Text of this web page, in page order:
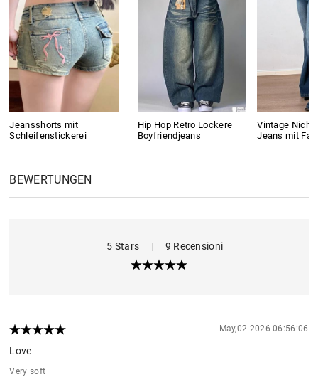
Jeansshorts mit
Schleifenstickerei
Hip Hop Retro Lockere
Boyfriendjeans
Vintage Niche
Jeans mit
BEWERTUNGEN
5 Stars | 9 Recensioni
May,02 2026 06:56:06
Love
Very soft